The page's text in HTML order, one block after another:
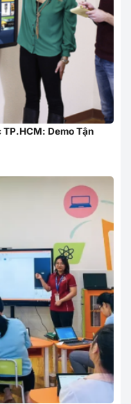
Demo Tận